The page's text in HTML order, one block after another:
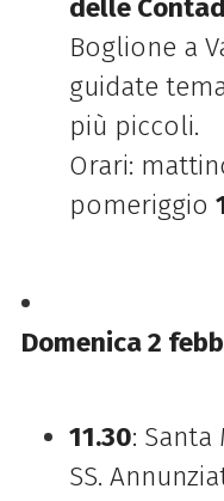
delle
Boglione a
guidate
più piccoli.
Orari:
pomeriggio
Domenica 2
11.30: Santa
SS.